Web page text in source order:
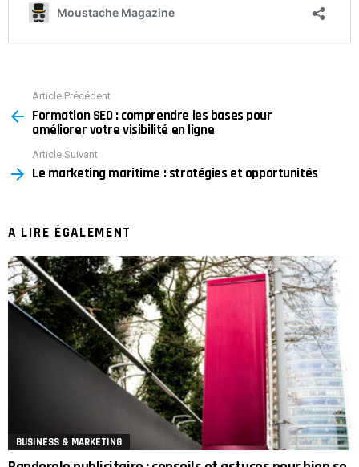
more
Article Précédent
Formation SEO : comprendre les bases pour
améliorer votre visibilité en ligne
Article Suivant
Le marketing maritime : stratégies et opportunités
A LIRE ÉGALEMENT
BUSINESS & MARKETING